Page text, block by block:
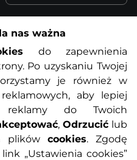
zakupach
Regulamin sklepu
Koszty przesyłek
Program lojalnościowy
nas ważna
do zapewnienia
Po uzyskaniu Twojej
je również w
aby lepiej
do Twoich
, Odrzucić lub
plików cookies. Zgodę
„Ustawienia cookies”